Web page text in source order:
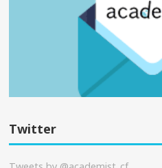
Twitter